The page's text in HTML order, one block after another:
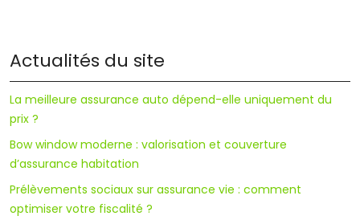
Actualités du site
La meilleure assurance auto dépend-elle uniquement du
prix ?
Bow window moderne : valorisation et couverture
d’assurance habitation
Prélèvements sociaux sur assurance vie : comment
optimiser votre fiscalité ?